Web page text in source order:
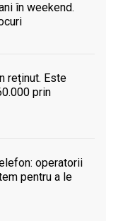
în weekend.
reținut. Este
prin
operatorii
pentru a le